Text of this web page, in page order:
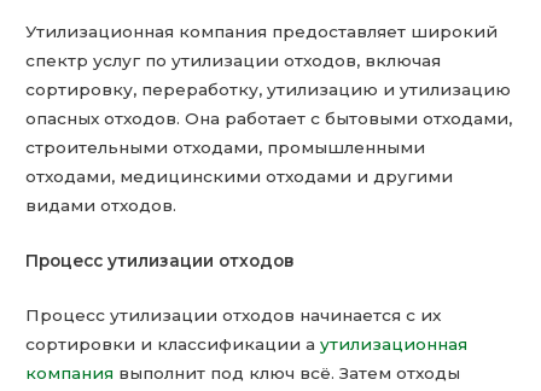
Утилизационная компания предоставляет широкий
спектр услуг по утилизации отходов, включая
сортировку, переработку, утилизацию и утилизацию
опасных отходов. Она работает с бытовыми отходами,
строительными отходами, промышленными
отходами, медицинскими отходами и другими
видами отходов.
Процесс утилизации отходов
Процесс утилизации отходов начинается с их
сортировки и классификации аутилизационная
компания выполнит под ключ всё. Затем отходы